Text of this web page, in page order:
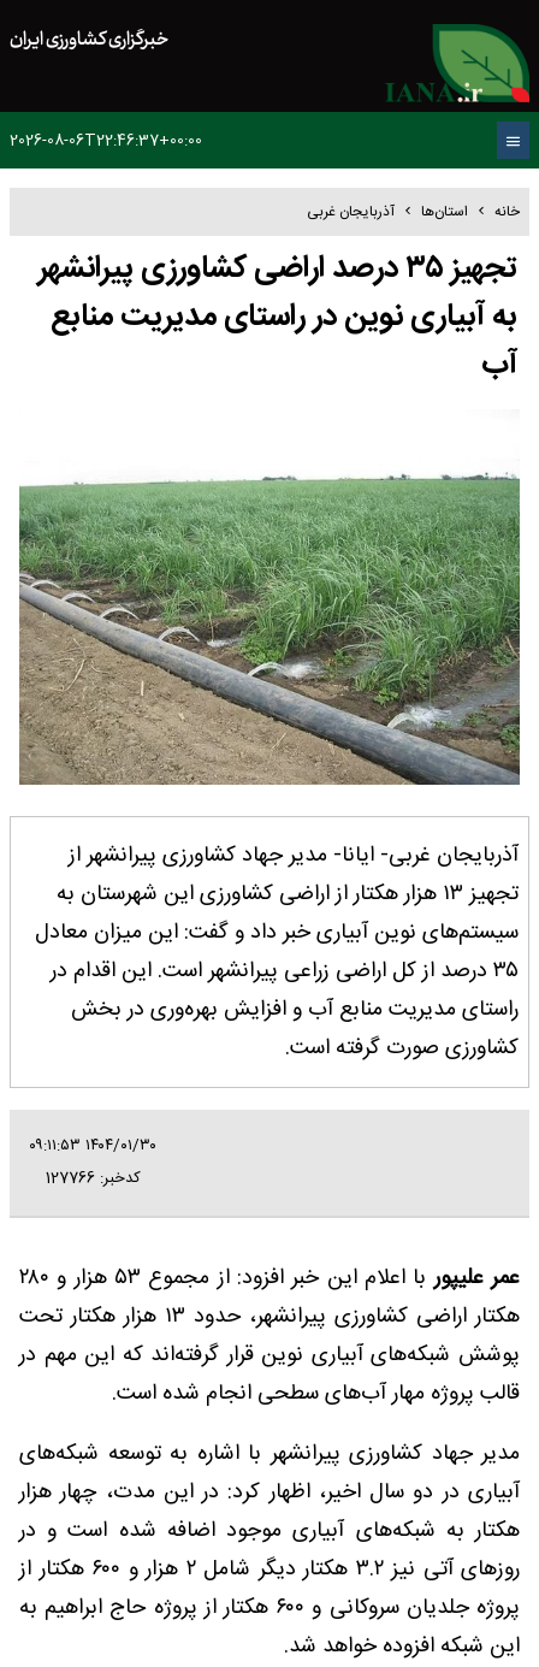
خبرگزاری کشاورزی ایران
2026-08-06T22:46:37+00:00
خانه استان‌ها آذربایجان غربی
تجهیز ۳۵ درصد اراضی کشاورزی پیرانشهر
به آبیاری نوین در راستای مدیریت منابع
آب
آذربایجان غربی- ایانا- مدیر جهاد کشاورزی پیرانشهر از
تجهیز ۱۳ هزار هکتار از اراضی کشاورزی این شهرستان به
سیستم‌های نوین آبیاری خبر داد و گفت: این میزان معادل
۳۵ درصد از کل اراضی زراعی پیرانشهر است. این اقدام در
راستای مدیریت منابع آب و افزایش بهره‌وری در بخش
کشاورزی صورت گرفته است.
۱۴۰۴/۰۱/۳۰ ۰۹:۱۱:۵۳
کدخبر: 127766
عمر علیپور
با اعلام این خبر افزود: از مجموع ۵۳ هزار و ۲۸۰
هکتار اراضی کشاورزی پیرانشهر، حدود ۱۳ هزار هکتار تحت
پوشش شبکه‌های آبیاری نوین قرار گرفته‌اند که این مهم در
قالب پروژه مهار آب‌های سطحی انجام شده است.
مدیر جهاد کشاورزی پیرانشهر با اشاره به توسعه شبکه‌های
آبیاری در دو سال اخیر، اظهار کرد: در این مدت، چهار هزار
هکتار به شبکه‌های آبیاری موجود اضافه شده است و در
روزهای آتی نیز ۳.۲ هکتار دیگر شامل ۲ هزار و ۶۰۰ هکتار از
پروژه جلدیان سروکانی و ۶۰۰ هکتار از پروژه حاج ابراهیم به
این شبکه افزوده خواهد شد.